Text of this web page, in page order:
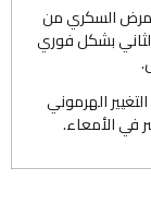
مرض السكري من
بشكل فوري
الهرموني
في الأمعاء.